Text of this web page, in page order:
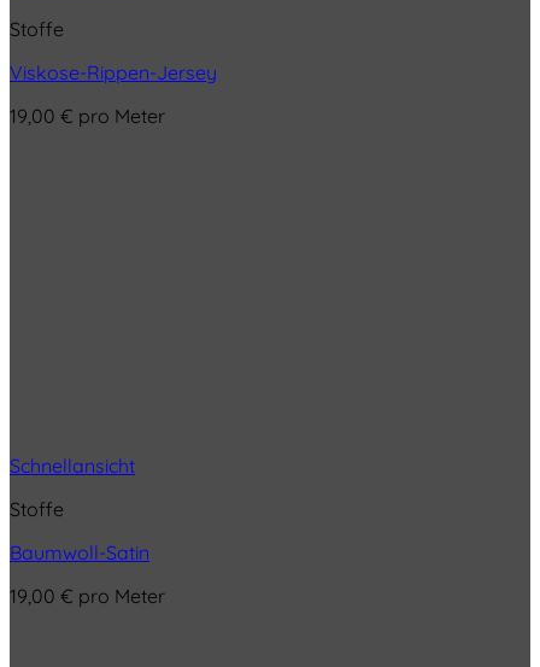
Stoffe
Viskose-Rippen-Jersey
19,00 € pro Meter
Schnellansicht
Stoffe
Baumwoll-Satin
19,00 € pro Meter